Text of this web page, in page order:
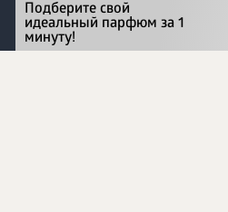
Перейти на сайт
Подберите свой
идеальный парфюм за 1
минуту!